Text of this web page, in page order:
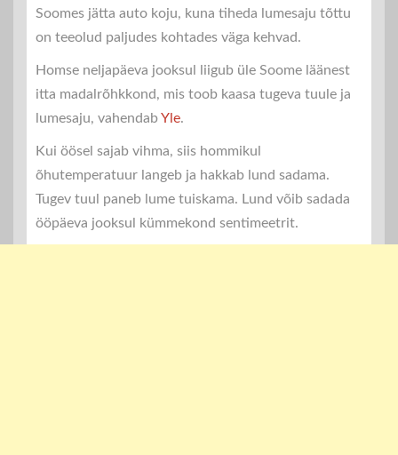
Soomes jätta auto koju, kuna tiheda lumesaju tõttu
on teeolud paljudes kohtades väga kehvad.
Homse neljapäeva jooksul liigub üle Soome läänest
itta madalrõhkkond, mis toob kaasa tugeva tuule ja
lumesaju, vahendabYle.
Kui öösel sajab vihma, siis hommikul
õhutemperatuur langeb ja hakkab lund sadama.
Tugev tuul paneb lume tuiskama. Lund võib sadada
ööpäeva jooksul kümmekond sentimeetrit.